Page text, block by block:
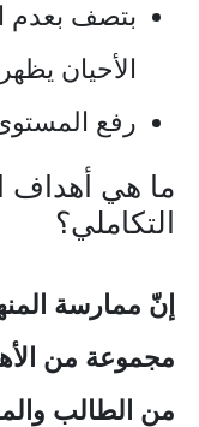
بتصف بعدم
الأحيان
رفع
ما هي أهداف
التكاملي؟
إنّ ممارسة
مجموعة من
من الطالب